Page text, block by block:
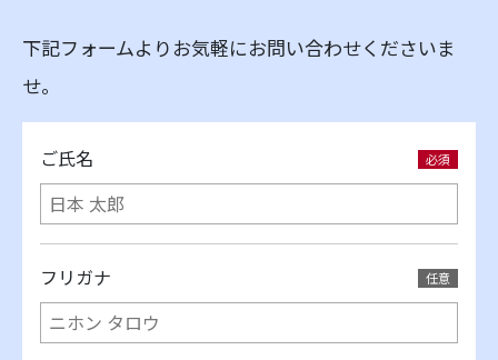
下記フォームよりお気軽にお問い合わせくださいま
せ。
ご氏名
フリガナ